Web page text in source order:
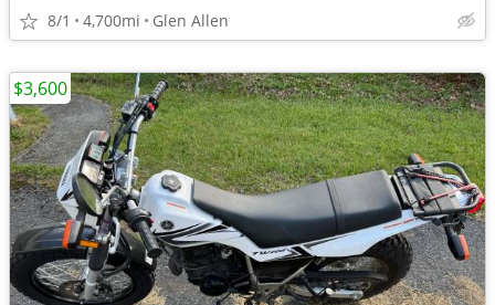
8/1 4,700mi Glen Allen
$3,600